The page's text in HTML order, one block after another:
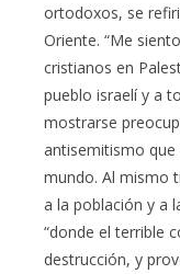
ortodoxos, se
Oriente. “Me
cristianos en
pueblo israelí y a
mostrarse
antisemitismo
mundo. Al mismo
a la población y a
“donde el terrible
destrucción, y